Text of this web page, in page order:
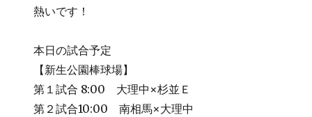
熱いです！
本日の試合予定
【新生公園棒球場】
第１試合 8:00 大理中×杉並Ｅ
第２試合10:00 南相馬×大理中